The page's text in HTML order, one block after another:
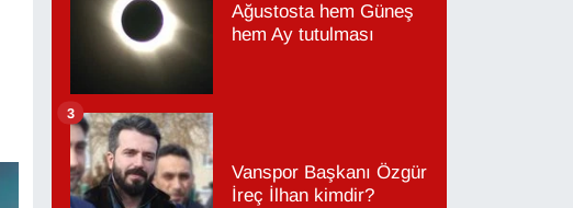
Ağustosta hem Güneş
hem Ay tutulması
Vanspor Başkanı Özgür
İreç İlhan kimdir?
3